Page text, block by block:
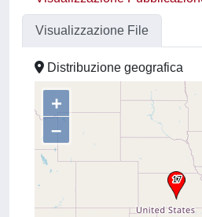
Visualizzazione File
Distribuzione geografica
+
–